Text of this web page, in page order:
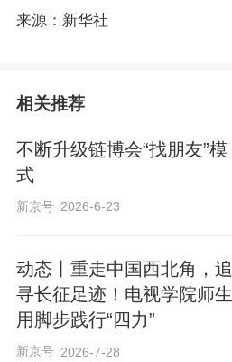
来源：新华社
相关推荐
不断升级链博会“找朋友”模
式
新京号 2026-6-23
动态丨重走中国西北角，追
寻长征足迹！电视学院师生
用脚步践行“四力”
新京号 2026-7-28